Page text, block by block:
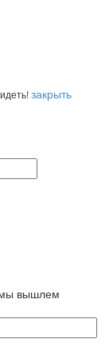
закрыть
мы вышлем